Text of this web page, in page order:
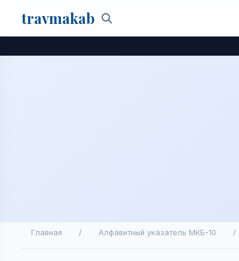
travmakab Поиск
Главная / Алфавитный указатель МКБ-10 /